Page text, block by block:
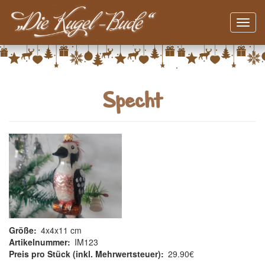
Direkt
zum
Specht
Größe 4x4x11 cm
Artikelnummer
IM123
Preis pro Stück (inkl. Mehrwertsteuer)
29.90€